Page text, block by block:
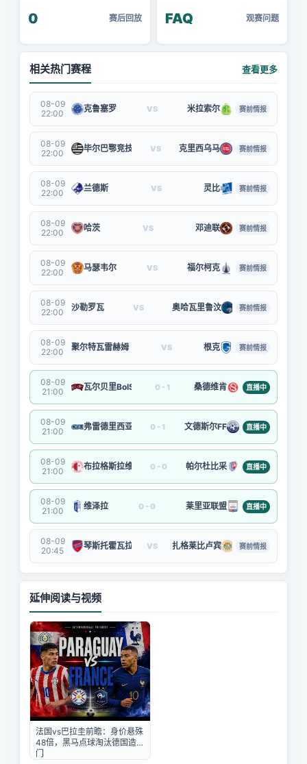
0 赛后回放 FAQ 观赛问题
相关热门赛程 查看更多
08-09
22:00
克鲁塞罗 VS 米拉索尔 赛前情报
08-09
22:00
毕尔巴鄂竞技 VS 克里西乌马 赛前情报
08-09
22:00
兰德斯 VS 灵比 赛前情报
08-09
22:00
哈茨 VS 邓迪联 赛前情报
08-09
22:00
马瑟韦尔 VS 福尔柯克 赛前情报
08-09
22:00
沙勒罗瓦 VS 奥哈瓦里鲁汶 赛前情报
08-09
22:00
聚尔特瓦雷赫姆 VS 根克 赛前情报
08-09
21:00
瓦尔贝里BoIS 0 - 1 桑德维肯 直播中
08-09
21:00
弗雷德里西亚足球俱乐部
0 - 1 文德斯尔FF 直播中
08-09
21:00
布拉格斯拉维亚 0 - 0 帕尔杜比采 直播中
08-09
21:00
维泽拉 0 - 0 莱里亚联盟 直播中
08-09
20:45
琴斯托霍瓦拉科夫VS 扎格莱比卢宾 赛前情报
延伸阅读与视频
法国vs巴拉圭前瞻：身价悬殊
48倍，黑马点球淘汰德国造冷
门